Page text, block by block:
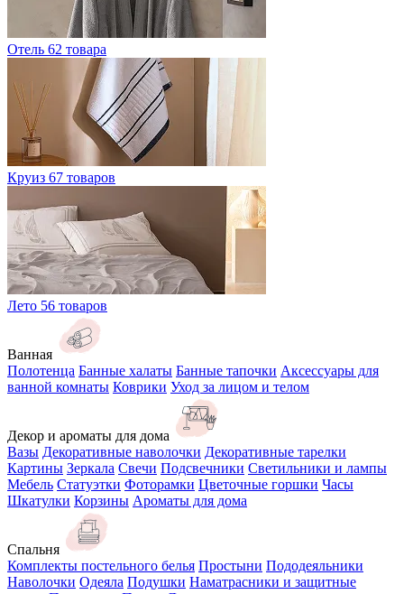
Отель 62 товара
Круиз 67 товаров
Лето 56 товаров
Ванная
Полотенца Банные халаты Банные тапочки Аксессуары для
ванной комнаты Коврики Уход за лицом и телом
Декор и ароматы для дома
Вазы Декоративные наволочки Декоративные тарелки
Картины Зеркала Свечи Подсвечники Светильники и лампы
Мебель Статуэтки Фоторамки Цветочные горшки Часы
Шкатулки Корзины Ароматы для дома
Спальня
Комплекты постельного белья Простыни Пододеяльники
Наволочки Одеяла Подушки Наматрасники и защитные